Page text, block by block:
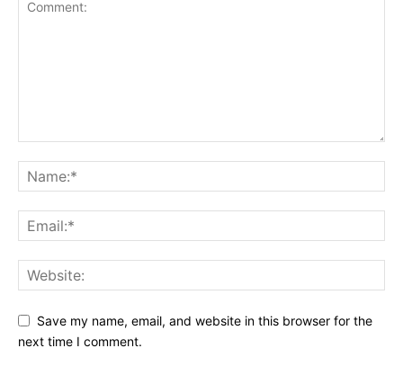
Save my name, email, and website in this browser for the
next time I comment.